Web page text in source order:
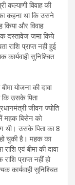
कल्याणी विवाह की
कहना था कि उसने
किया और विवाह
दस्तावेज जमा किये
प्राप्त नही हुई
सुनिश्चित
योजना की दावा
कि उसके पिता
जीवन ज्योति
महक बिसेन को
थी। उसके पिता का 8
चुकी है। महक का
एवं बीमा की दावा
प्राप्त नहीं हो
सुनिश्चित